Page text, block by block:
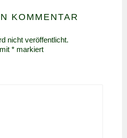
KOMMENTAR
nicht veröffentlicht.
mit* markiert